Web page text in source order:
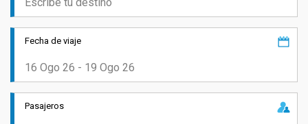
Fecha de viaje
Pasajeros